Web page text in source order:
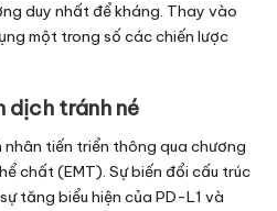
duy nhất để kháng. Thay vào
một trong số các chiến lược
dịch tránh né
tiến triển thông qua chương
chất (EMT). Sự biến đổi cấu trúc
tăng biểu hiện của PD-L1 và